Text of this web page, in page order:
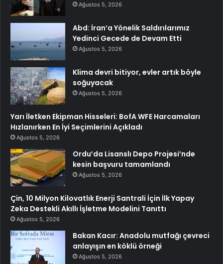
Ağustos 5, 2026
Abd: İran’a Yönelik Saldırılarımız
Yedinci Gecede de Devam Etti
Ağustos 5, 2026
Klima devri bitiyor, evler artık böyle
soğuyacak
Ağustos 5, 2026
Yarı İletken Ekipman Hisseleri: BofA WFE Harcamaları
Hızlanırken En İyi Seçimlerini Açıkladı
Ağustos 5, 2026
Ordu’da Lisanslı Depo Projesi’nde
kesin başvuru tamamlandı
Ağustos 5, 2026
Çin, 10 Milyon Kilovatlık Enerji Santrali İçin İlk Yapay
Zeka Destekli Akıllı İşletme Modelini Tanıttı
Ağustos 5, 2026
Bakan Kacır: Anadolu mutfağı çevreci
anlayışın en köklü örneği
Ağustos 5, 2026